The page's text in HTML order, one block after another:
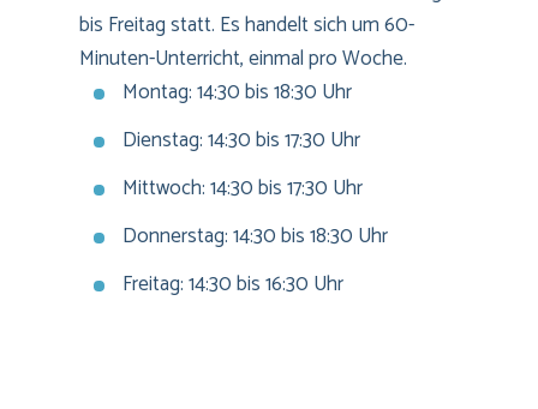
bis Freitag statt. Es handelt sich um 60-
Minuten-Unterricht, einmal pro Woche.
Montag: 14:30 bis 18:30 Uhr
Dienstag: 14:30 bis 17:30 Uhr
Mittwoch: 14:30 bis 17:30 Uhr
Donnerstag: 14:30 bis 18:30 Uhr
Freitag: 14:30 bis 16:30 Uhr